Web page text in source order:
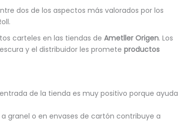
dos de los aspectos más valorados por los
carteles en las tiendas deAmetller Origen. Los
y el distribuidor les prometeproductos
de la tienda es muy positivo porque ayuda
granel o en envases de cartón contribuye a